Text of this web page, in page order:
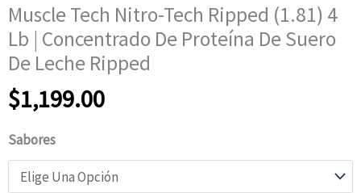
Muscle Tech Nitro-Tech Ripped (1.81) 4
Lb | Concentrado De Proteína De Suero
De Leche Ripped
$1,199.00
Sabores